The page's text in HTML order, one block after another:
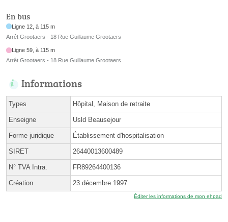
En bus
Ligne 12, à 115 m
Arrêt Grootaers - 18 Rue Guillaume Grootaers
Ligne 59, à 115 m
Arrêt Grootaers - 18 Rue Guillaume Grootaers
Informations
Types Hôpital, Maison de retraite
Enseigne Usld Beausejour
Forme juridique Établissement d'hospitalisation
SIRET 26440013600489
N° TVA Intra. FR89264400136
Création 23 décembre 1997
Éditer les informations de mon ehpad